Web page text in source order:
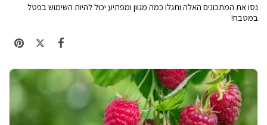
נסו את המתכונים האלה ותגלו כמה מגוון ומפתיע יכול להיות השימוש בפטל
במטבח!